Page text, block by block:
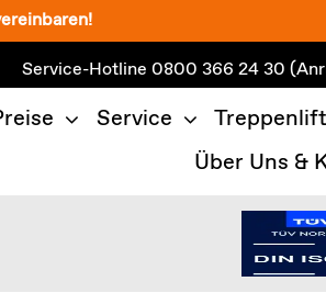
Service-Hotline0800 366 24 30
Service
Über Uns &